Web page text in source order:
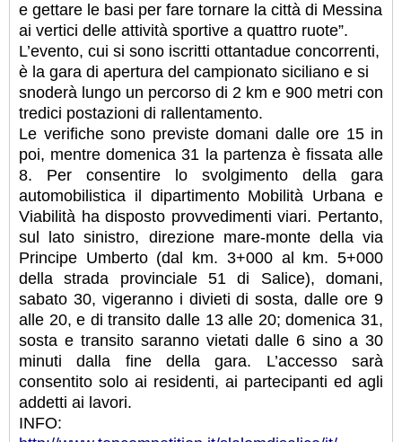
e gettare le basi per fare tornare la città di Messina
ai vertici delle attività sportive a quattro ruote”.
L’evento, cui si sono iscritti ottantadue concorrenti,
è la gara di apertura del campionato siciliano e si
snoderà lungo un percorso di 2 km e 900 metri con
tredici postazioni di rallentamento.
Le verifiche sono previste domani dalle ore 15 in
poi, mentre domenica 31 la partenza è fissata alle
8. Per consentire lo svolgimento della gara
automobilistica il dipartimento Mobilità Urbana e
Viabilità ha disposto provvedimenti viari. Pertanto,
sul lato sinistro, direzione mare-monte della via
Principe Umberto (dal km. 3+000 al km. 5+000
della strada provinciale 51 di Salice), domani,
sabato 30, vigeranno i divieti di sosta, dalle ore 9
alle 20, e di transito dalle 13 alle 20; domenica 31,
sosta e transito saranno vietati dalle 6 sino a 30
minuti dalla fine della gara. L’accesso sarà
consentito solo ai residenti, ai partecipanti ed agli
addetti ai lavori.
INFO: